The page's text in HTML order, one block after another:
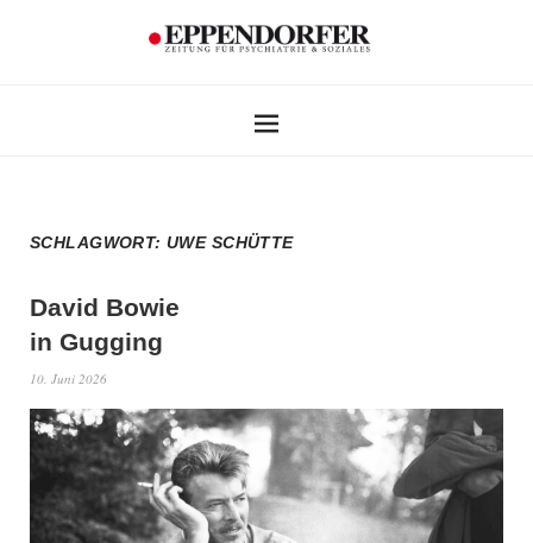
SCHLAGWORT:UWE SCHÜTTE
David Bowie
in Gugging
10. Juni 2026